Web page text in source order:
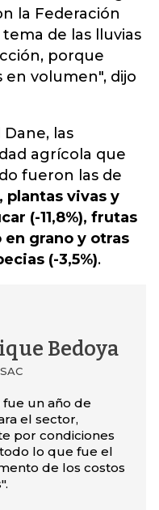
la Federación
de las lluvias
porque
en volumen", dijo
las
agrícola que
fueron las de
plantas vivas y
(-11,8%), frutas
en grano y otras
(-3,5%).
Bedoya
fue un año de
el sector,
por condiciones
lo que fue el
de los costos